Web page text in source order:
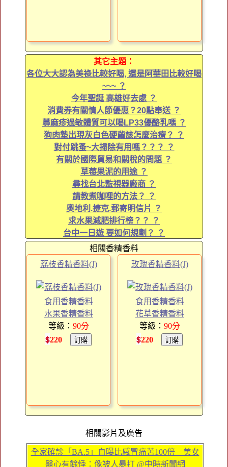
其它主題：
各位大大認為美祿比較好喝, 還是阿華田比較好喝
~~~ ？
今年聖誕 高雄好去處 ？
消費券有關情人節優惠？20點奉送 ？
蕁麻疹過敏體質可以喝LP33優酪乳嗎 ？
狗肉墊出現灰白色硬繭該怎麼治療？ ？
對付跳蚤~大掃除有用嗎？？？ ？
有關於國際貿易和關稅的問題 ？
草莓果泥的用途 ？
尋找台北監視器廠商 ？
請教煮咖哩的方法？ ？
奧地利.捷克.郵寄明信片 ？
求水果減肥排行榜？？ ？
台中一日遊 要如何規劃？ ？
相關香精香料
荔枝香精香料(J)
食用香精香料
水果香精香料
等級： 90分
$220
玫瑰香精香料(J)
食用香精香料
花草香精香料
等級： 90分
$220
相關影片及廣告
全家確診「BA.5」自曝比感冒痛苦100倍 美女
醫心有餘悸：像被人暴打 @中時新聞網